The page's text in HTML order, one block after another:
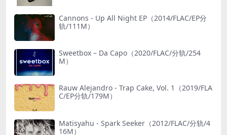
Cannons - Up All Night EP（2014/FLAC/EP分
轨/111M）
Sweetbox – Da Capo（2020/FLAC/分轨/254
M）
Rauw Alejandro - Trap Cake, Vol. 1（2019/FLA
C/EP分轨/179M）
Matisyahu - Spark Seeker（2012/FLAC/分轨/4
16M）